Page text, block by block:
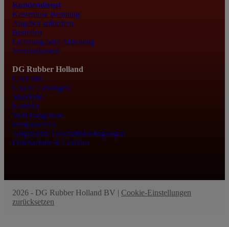
Kundendienst
Kostenlose Beratung
Angebot anfordern
Bestellen
Lieferung oder Abholung
Versandkosten
DG Rubber Holland
Über uns
Unsere Lösungen
Standorte
Kontakt
Stellenangebote
Firmendetails
Allgemeine Geschäftsbedingungen
Datenschutz & Cookies
2026 - DG Rubber Holland BV | Cookie-Einstellungen
zurücksetzen